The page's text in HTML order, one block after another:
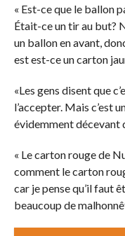
« Est-ce que le ballon
Était-ce un tir au but?
un ballon en avant,
est est-ce un carton
«Les gens disent que
l’accepter. Mais c’est
évidemment décevant
« Le carton rouge de
comment le carton
car je pense qu’il faut
beaucoup de